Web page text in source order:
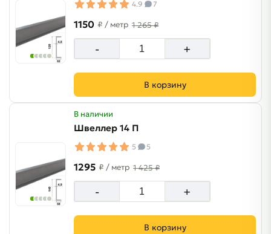
4.9 7
1150 ₽ / метр 1 265 ₽
- +
В корзину
В наличии
Швеллер 14 П
5 5
1295 ₽ / метр 1 425 ₽
- +
В корзину